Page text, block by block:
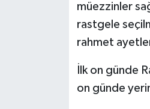
müezzinler
rastgele
rahmet
İlk on günde
on günde